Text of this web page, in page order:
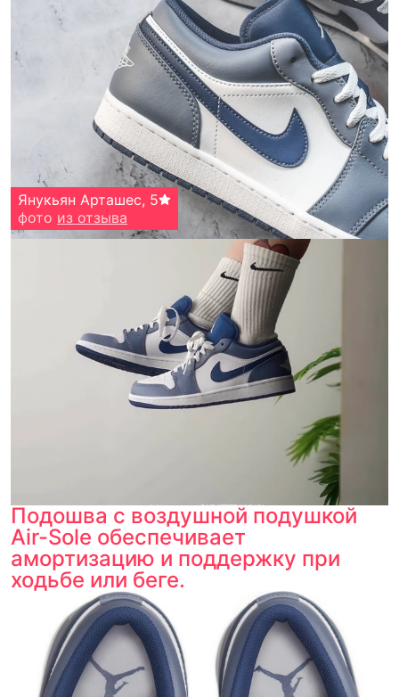
Янукьян Арташес, 5
фото из отзыва
Подошва с воздушной подушкой
Air-Sole обеспечивает
амортизацию и поддержку при
ходьбе или беге.